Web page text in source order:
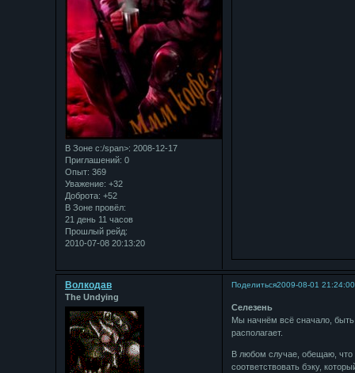
В Зоне с:/span>: 2008-12-17
Приглашений: 0
Опыт: 369
Уважение: +32
Доброта: +52
В Зоне провёл:
21 день 11 часов
Прошлый рейд:
2010-07-08 20:13:20
Поделиться2009-08-01 21:24:00
Bолкодав
The Undying
Селезень
Мы начнём всё сначало, быть
располагает.
В любом случае, обещаю, что
соответствовать бэку,